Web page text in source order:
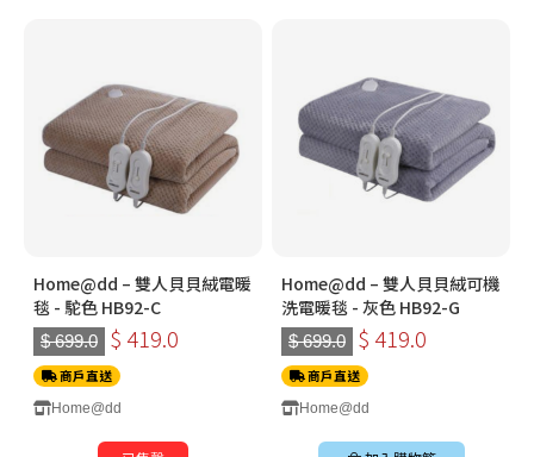
Home@dd – 雙人貝貝絨電暖
毯 - 駝色 HB92-C
$ 699.0 $ 419.0
商戶直送
Home@dd
Home@dd – 雙人貝貝絨可機
洗電暖毯 - 灰色 HB92-G
$ 699.0 $ 419.0
商戶直送
Home@dd